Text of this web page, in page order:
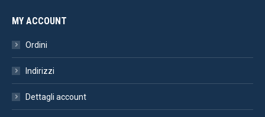
MY ACCOUNT
Ordini
Indirizzi
Dettagli account